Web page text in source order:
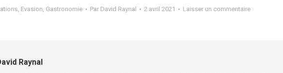
, Evasion, Gastronomie Par David Raynal 2 avril 2021 Laisser un commentaire
Raynal